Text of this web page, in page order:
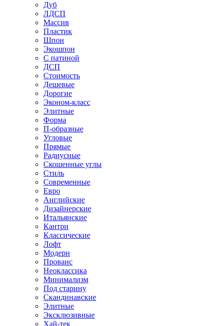
Дуб
ЛДСП
Массив
Пластик
Шпон
Экошпон
С патиной
ДСП
Стоимость
Дешевые
Дорогие
Эконом-класс
Элитные
Форма
П-образные
Угловые
Прямые
Радиусные
Скошенные углы
Стиль
Современные
Евро
Английские
Дизайнерские
Итальянские
Кантри
Классические
Лофт
Модерн
Прованс
Неоклассика
Минимализм
Под старину
Скандинавские
Элитные
Эксклюзивные
Хай-тек